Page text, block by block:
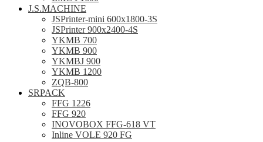
J.S.MACHINE
JSPrinter-mini 600x1800-3S
JSPrinter 900x2400-4S
YKMB 700
YKMB 900
YKMBJ 900
YKMB 1200
ZQB-800
SRPACK
FFG 1226
FFG 920
INOVOBOX FFG-618 VT
Inline VOLE 920 FG